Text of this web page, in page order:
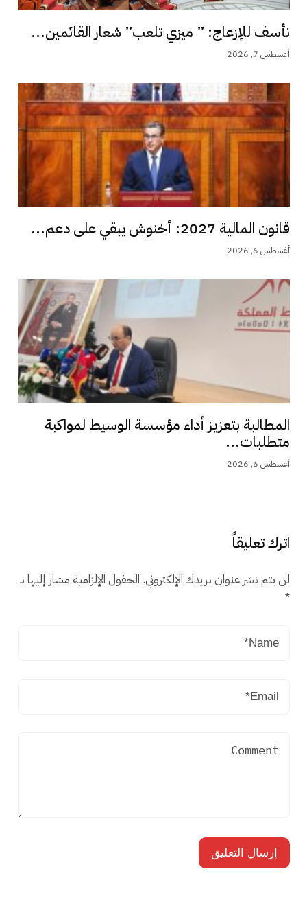
نأسف للإزعاج: ” ميزي تلعب” شعار القائمين...
أغسطس 7, 2026
قانون المالية 2027: أخنوش يبقي على دعم...
أغسطس 6, 2026
المطالبة بتعزيز أداء مؤسسة الوسيط لمواكبة
متطلبات...
أغسطس 6, 2026
اترك تعليقاً
لن يتم نشر عنوان بريدك الإلكتروني. الحقول الإلزامية مشار إليها بـ
*